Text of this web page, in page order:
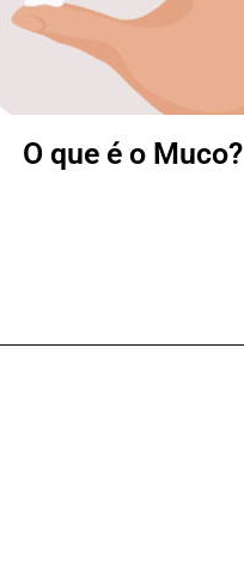
O que é o Muco?